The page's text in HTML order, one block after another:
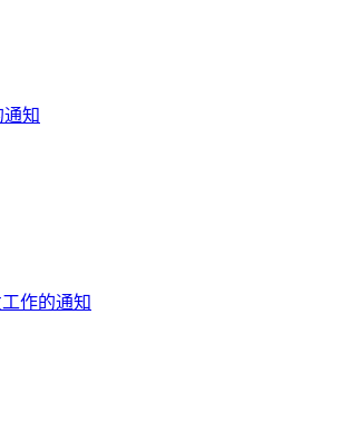
知
作的通知